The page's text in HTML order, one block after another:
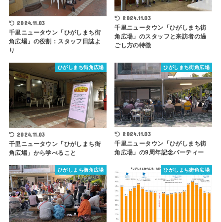
2024.11.03
千里ニュータウン「ひがしまち街
角広場」の役割：スタッフ日誌よ
り
2024.11.03
千里ニュータウン「ひがしまち街
角広場」のスタッフと来訪者の過
ごし方の特徴
ひがしまち街角広場
2024.11.03
千里ニュータウン「ひがしまち街
角広場」から学べること
ひがしまち街角広場
2024.11.03
千里ニュータウン「ひがしまち街
角広場」の9周年記念パーティー
ひがしまち街角広場 ひがしまち街角広場